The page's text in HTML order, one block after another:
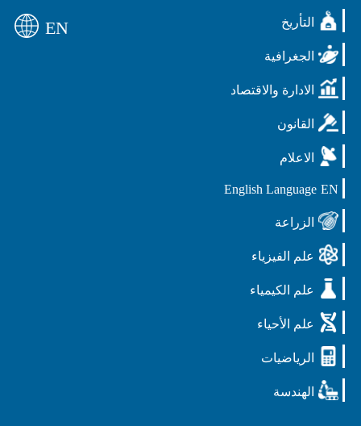
التأريخ
الجغرافية
الادارة والاقتصاد
القانون
الاعلام
EN
English Language
الزراعة
علم الفيزياء
علم الكيمياء
علم الأحياء
الرياضيات
الهندسة
EN